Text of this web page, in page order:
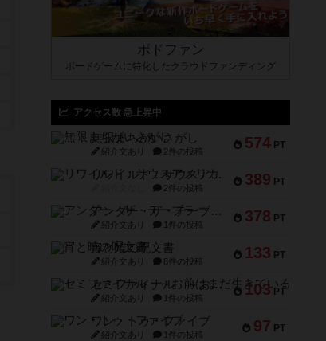
ボドファン
ボードゲームに特化したクラウドファンディング
アクセス数 急上昇中
574 PT
無限まちがいさがし
紹介文あり 2件の投稿
389 PT
リワイルド：サウスアメリカ
2件の投稿
378 PT
アンダー・ザ・テーブラー
紹介文あり 1件の投稿
133 PT
宵と暁の呪文書
紹介文あり 8件の投稿
103 PT
セミファイナル ～お前はまだ生きている～
紹介文あり 1件の投稿
97 PT
ワン・トゥ・ファイブ
紹介文あり 1件の投稿